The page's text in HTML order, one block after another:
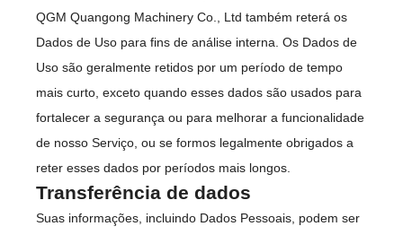
QGM Quangong Machinery Co., Ltd também reterá os
Dados de Uso para fins de análise interna. Os Dados de
Uso são geralmente retidos por um período de tempo
mais curto, exceto quando esses dados são usados para
fortalecer a segurança ou para melhorar a funcionalidade
de nosso Serviço, ou se formos legalmente obrigados a
reter esses dados por períodos mais longos.
Transferência de dados
Suas informações, incluindo Dados Pessoais, podem ser